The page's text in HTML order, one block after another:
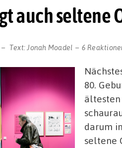
auch seltene
Text: Jonah Moadel 6
80.
darum
seltene